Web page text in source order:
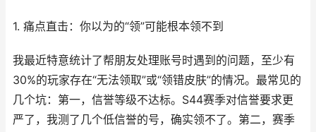
1. 痛点直击：你以为的“领”可能根本领不到
我最近特意统计了帮朋友处理账号时遇到的问题，至少有
30%的玩家存在“无法领取”或“领错皮肤”的情况。最常见的
几个坑：第一，信誉等级不达标。S44赛季对信誉要求更
严了，我测了几个低信誉的号，确实领不了。第二，赛季